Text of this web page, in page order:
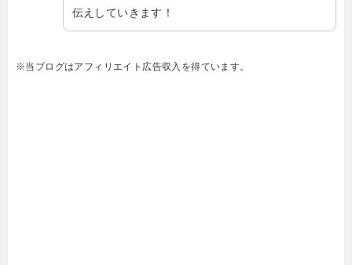
伝えしていきます！
※当ブログはアフィリエイト広告収入を得ています。